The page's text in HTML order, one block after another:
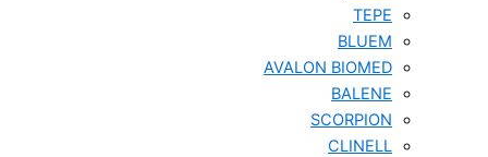
TEPE
BLUEM
AVALON BIOMED
BALENE
SCORPION
CLINELL